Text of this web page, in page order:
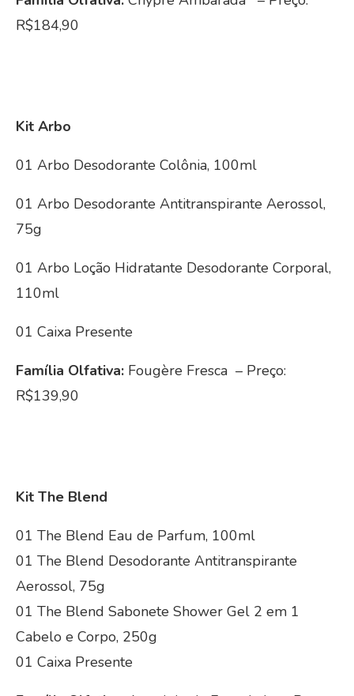
R$184,90
Kit Arbo
01 Arbo Desodorante Colônia, 100ml
01 Arbo Desodorante Antitranspirante Aerossol,
75g
01 Arbo Loção Hidratante Desodorante Corporal,
110ml
01 Caixa Presente
Família Olfativa: Fougère Fresca – Preço:
R$139,90
Kit The Blend
01 The Blend Eau de Parfum, 100ml
01 The Blend Desodorante Antitranspirante
Aerossol, 75g
01 The Blend Sabonete Shower Gel 2 em 1
Cabelo e Corpo, 250g
01 Caixa Presente